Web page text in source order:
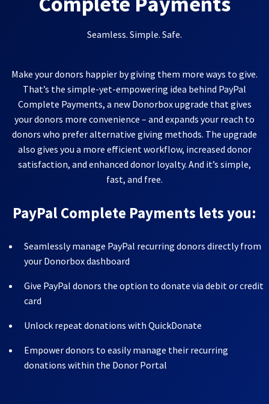
Seamless. Simple. Safe.
Make your donors happier by giving them more ways to give.
That’s the simple-yet-empowering idea behind PayPal
Complete Payments, a new Donorbox upgrade that gives
your donors more convenience – and expands your reach to
donors who prefer alternative giving methods. The upgrade
also gives you a more efficient workflow, increased donor
satisfaction, and enhanced donor loyalty. And it’s simple,
fast, and free.
PayPal Complete Payments lets you:
Seamlessly manage PayPal recurring donors directly from
your Donorbox dashboard
Give PayPal donors the option to donate via debit or credit
card
Unlock repeat donations with QuickDonate
Empower donors to easily manage their recurring
donations within the Donor Portal